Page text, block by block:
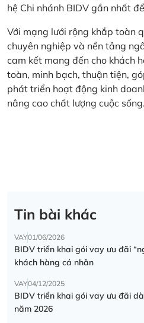
hệ Chi nhánh BIDV gần nhất
Với mạng lưới rộng khắp toàn
chuyên nghiệp và nền tảng
cam kết mang đến cho khách
toàn, minh bạch, thuận tiện,
phát triển hoạt động kinh
nâng cao chất lượng cuộc sống.
Tin bài khác
VAY01/06/2026
BIDV triển khai gói vay ưu đãi
khách hàng cá nhân
VAY04/12/2025
BIDV triển khai gói vay ưu đãi
năm 2026